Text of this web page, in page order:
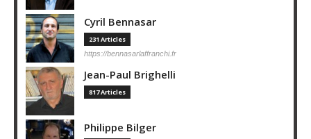
Cyril Bennasar
231 Articles
https://bennasarlaffranchi.fr
Jean-Paul Brighelli
817 Articles
Philippe Bilger